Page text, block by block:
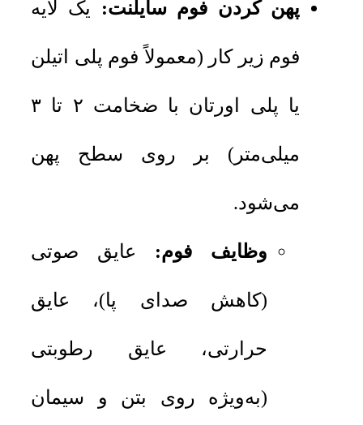
پهن کردن فوم سایلنت: یک لایه
فوم زیر کار (معمولاً فوم پلی اتیلن
یا پلی اورتان با ضخامت ۲ تا ۳
میلی‌متر) بر روی سطح پهن
می‌شود.
وظایف فوم: عایق صوتی
(کاهش صدای پا)، عایق
حرارتی، عایق رطوبتی
(به‌ویژه روی بتن و سیمان